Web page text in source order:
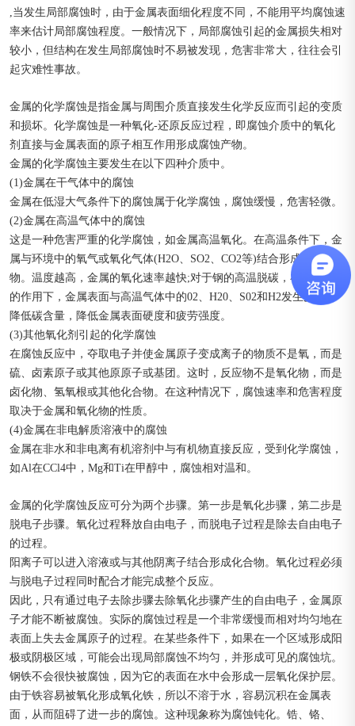
,当发生局部腐蚀时，由于金属表面细化程度不同，不能用平均腐蚀速
率来估计局部腐蚀程度。一般情况下，局部腐蚀引起的金属损失相对
较小，但结构在发生局部腐蚀时不易被发现，危害非常大，往往会引
起灾难性事故。
金属的化学腐蚀是指金属与周围介质直接发生化学反应而引起的变质
和损坏。化学腐蚀是一种氧化-还原反应过程，即腐蚀介质中的氧化
剂直接与金属表面的原子相互作用形成腐蚀产物。
金属的化学腐蚀主要发生在以下四种介质中。
(1)金属在干气体中的腐蚀
金属在低湿大气条件下的腐蚀属于化学腐蚀，腐蚀缓慢，危害轻微。
(2)金属在高温气体中的腐蚀
这是一种危害严重的化学腐蚀，如金属高温氧化。在高温条件下，金
属与环境中的氧气或氧化气体(H2O、SO2、CO2等)结合形成金属化合
物。温度越高，金属的氧化速率越快;对于钢的高温脱碳，在高温气体
的作用下，金属表面与高温气体中的02、H20、S02和H2发生反应，
降低碳含量，降低金属表面硬度和疲劳强度。
(3)其他氧化剂引起的化学腐蚀
在腐蚀反应中，夺取电子并使金属原子变成离子的物质不是氧，而是
硫、卤素原子或其他原原子或基团。这时，反应物不是氧化物，而是
卤化物、氢氧根或其他化合物。在这种情况下，腐蚀速率和危害程度
取决于金属和氧化物的性质。
(4)金属在非电解质溶液中的腐蚀
金属在非水和非电离有机溶剂中与有机物直接反应，受到化学腐蚀，
如Al在CCl4中，Mg和Ti在甲醇中，腐蚀相对温和。
金属的化学腐蚀反应可分为两个步骤。第一步是氧化步骤，第二步是
脱电子步骤。氧化过程释放自由电子，而脱电子过程是除去自由电子
的过程。
阳离子可以进入溶液或与其他阴离子结合形成化合物。氧化过程必须
与脱电子过程同时配合才能完成整个反应。
因此，只有通过电子去除步骤去除氧化步骤产生的自由电子，金属原
子才能不断被腐蚀。实际的腐蚀过程是一个非常缓慢而相对均匀地在
表面上失去金属原子的过程。在某些条件下，如果在一个区域形成阳
极或阴极区域，可能会出现局部腐蚀不均匀，并形成可见的腐蚀坑。
钢铁不会很快被腐蚀，因为它的表面在水中会形成一层氧化保护层。
由于铁容易被氧化形成氧化铁，所以不溶于水，容易沉积在金属表
面，从而阻碍了进一步的腐蚀。这种现象称为腐蚀钝化。锆、铬、